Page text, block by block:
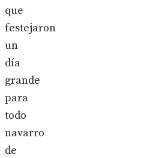
que
festejaron
un
día
grande
para
todo
navarro
de